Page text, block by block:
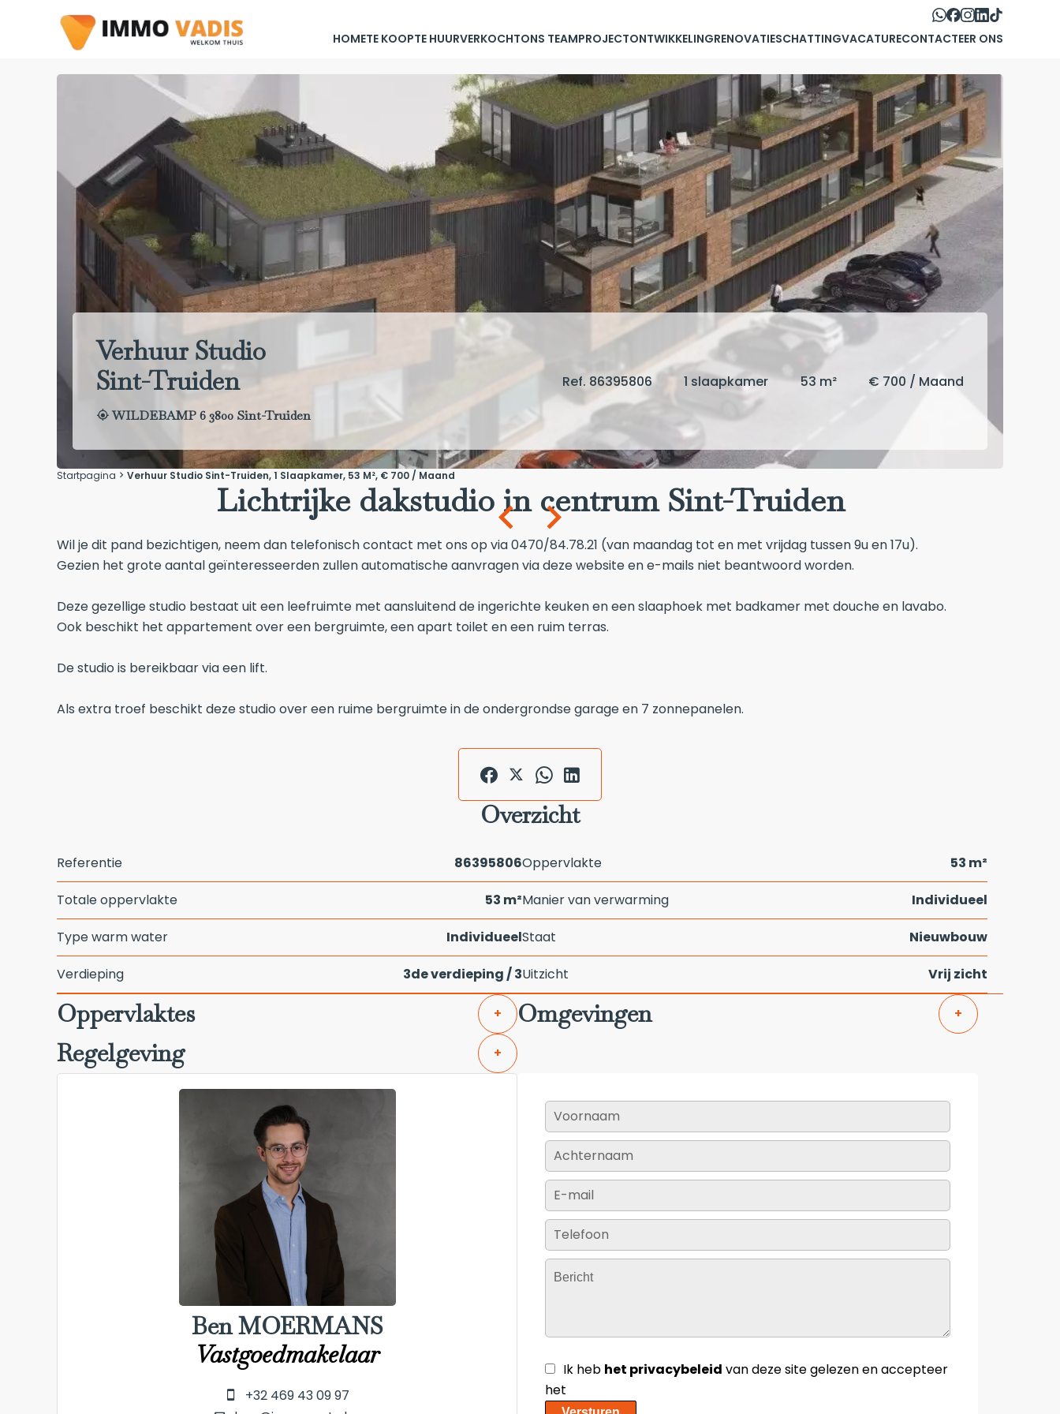
HOMETE KOOPTE HUURVERKOCHTONS TEAMPROJECTONTWIKKELINGRENOVATIESCHATTINGVACATURECONTACTEER ONS
Verhuur Studio
Sint-Truiden
WILDEBAMP 6 3800 Sint-Truiden
Ref. 86395806 1 slaapkamer 53 m² € 700 / Maand
Startpagina Verhuur Studio Sint-Truiden, 1 Slaapkamer, 53 M², € 700 / Maand
Lichtrijke dakstudio in centrum Sint-Truiden
Wil je dit pand bezichtigen, neem dan telefonisch contact met ons op via 0470/84.78.21 (van maandag tot en met vrijdag tussen 9u en 17u).
Gezien het grote aantal geïnteresseerden zullen automatische aanvragen via deze website en e-mails niet beantwoord worden.
Deze gezellige studio bestaat uit een leefruimte met aansluitend de ingerichte keuken en een slaaphoek met badkamer met douche en lavabo.
Ook beschikt het appartement over een bergruimte, een apart toilet en een ruim terras.
De studio is bereikbaar via een lift.
Als extra troef beschikt deze studio over een ruime bergruimte in de ondergrondse garage en 7 zonnepanelen.
Overzicht
Referentie 86395806Oppervlakte 53 m²
Totale oppervlakte 53 m²Manier van verwarming Individueel
Type warm water IndividueelStaat Nieuwbouw
Verdieping 3de verdieping / 3Uitzicht Vrij zicht
Oppervlaktes + Omgevingen +
Regelgeving +
Ben MOERMANS
Vastgoedmakelaar
+32 469 43 09 97
Ik heb het privacybeleid van deze site gelezen en accepteer
het